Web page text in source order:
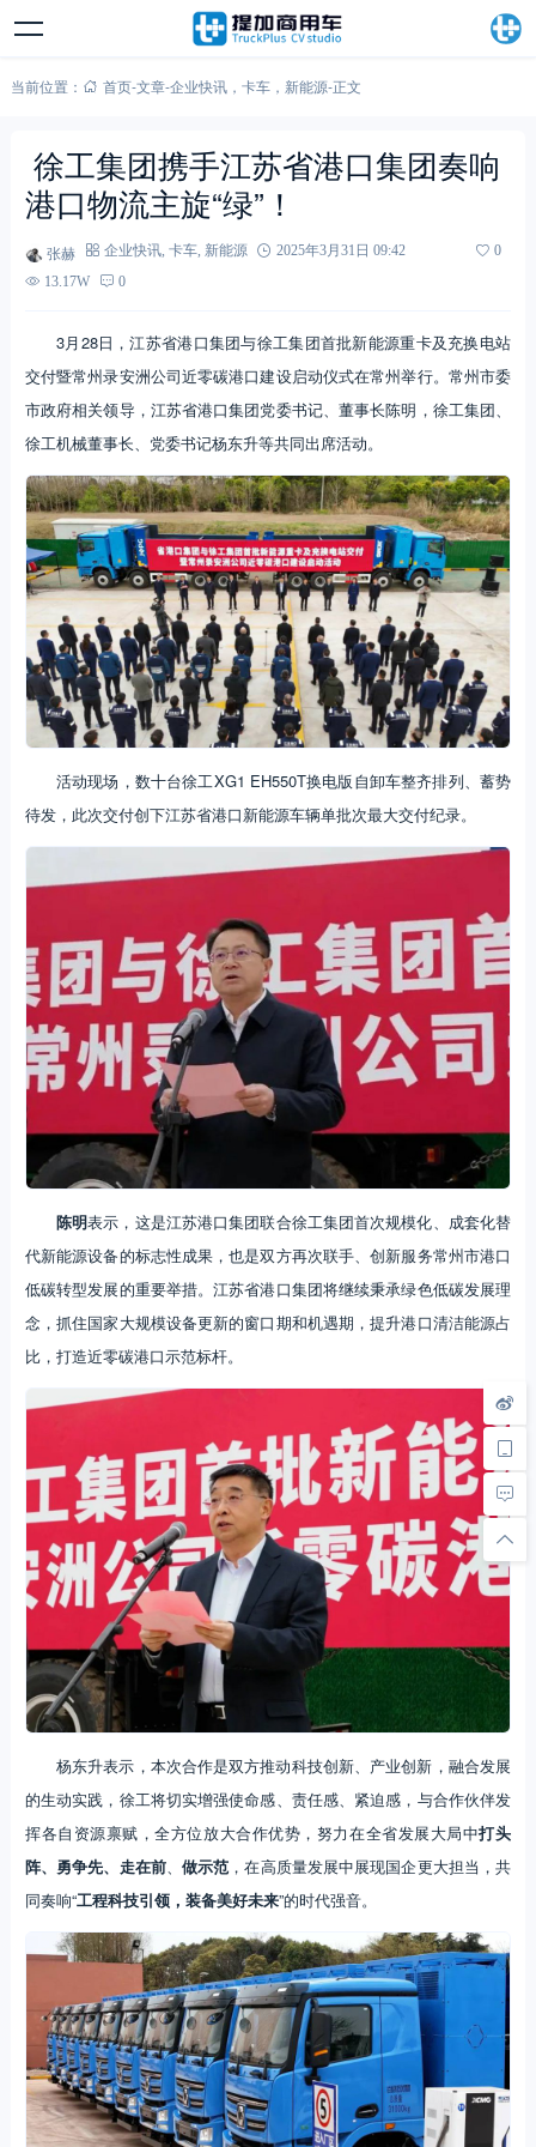
当前位置： 首页-文章-企业快讯， 卡车， 新能源-正文
徐工集团携手江苏省港口集团奏响
港口物流主旋“绿”！
张赫 企业快讯, 卡车, 新能源 2025年3月31日 09:42
0
13.17W
0
3月28日，江苏省港口集团与徐工集团首批新能源重卡及充换电站
交付暨常州录安洲公司近零碳港口建设启动仪式在常州举行。常州市委
市政府相关领导，江苏省港口集团党委书记、董事长陈明，徐工集团、
徐工机械董事长、党委书记杨东升等共同出席活动。
活动现场，数十台徐工XG1 EH550T换电版自卸车整齐排列、蓄势
待发，此次交付创下江苏省港口新能源车辆单批次最大交付纪录。
陈明表示，这是江苏港口集团联合徐工集团首次规模化、成套化替
代新能源设备的标志性成果，也是双方再次联手、创新服务常州市港口
低碳转型发展的重要举措。江苏省港口集团将继续秉承绿色低碳发展理
念，抓住国家大规模设备更新的窗口期和机遇期，提升港口清洁能源占
比，打造近零碳港口示范标杆。
杨东升表示，本次合作是双方推动科技创新、产业创新，融合发展
的生动实践，徐工将切实增强使命感、责任感、紧迫感，与合作伙伴发
挥各自资源禀赋，全方位放大合作优势，努力在全省发展大局中打头
阵、勇争先、走在前、 做示范，在高质量发展中展现国企更大担当，共
同奏响“工程科技引领，装备美好未来”的时代强音。